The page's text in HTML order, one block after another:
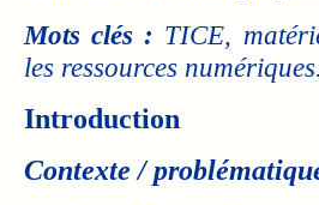
Mots clés : TICE,
les ressources
Introduction
Contexte /